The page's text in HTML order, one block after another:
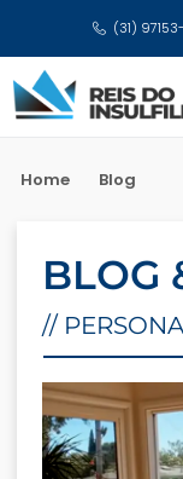
(31)
Home Blog
BLOG
//